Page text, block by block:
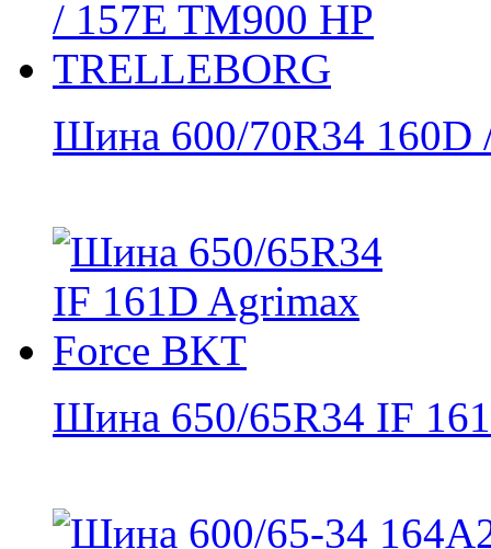
Шина 600/70R34 160D
Шина 650/65R34 IF